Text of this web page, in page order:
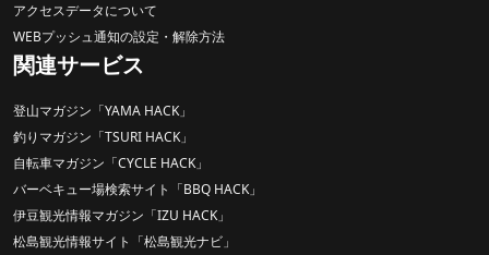
アクセスデータについて
WEBプッシュ通知の設定・解除方法
関連サービス
登山マガジン「YAMA HACK」
釣りマガジン「TSURI HACK」
自転車マガジン「CYCLE HACK」
バーベキュー場検索サイト「BBQ HACK」
伊豆観光情報マガジン「IZU HACK」
松島観光情報サイト「松島観光ナビ」